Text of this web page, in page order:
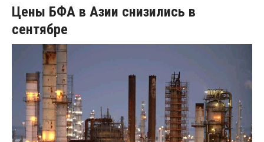
Цены БФА в Азии снизились в
сентябре